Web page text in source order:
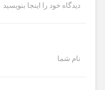
دیدگاه خود را اینجا بنویسید
نام شما